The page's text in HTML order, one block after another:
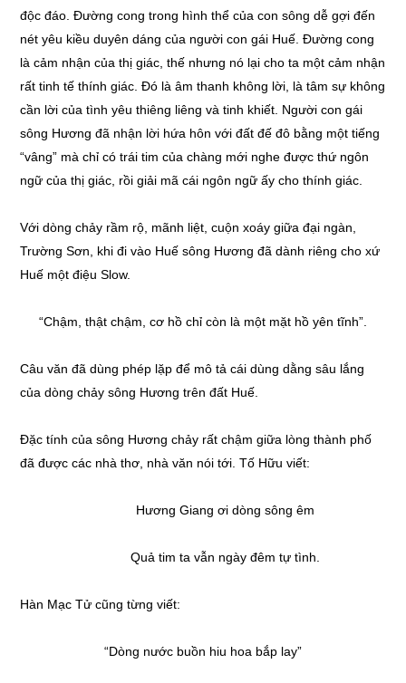
độc đáo. Đường cong trong hình thể của con sông dễ gợi đến
nét yêu kiều duyên dáng của người con gái Huế. Đường cong
là cảm nhận của thị giác, thế nhưng nó lại cho ta một cảm nhận
rất tinh tế thính giác. Đó là âm thanh không lời, là tâm sự không
cần lời của tình yêu thiêng liêng và tinh khiết. Người con gái
sông Hương đã nhận lời hứa hôn với đất đế đô bằng một tiếng
“vâng” mà chỉ có trái tim của chàng mới nghe được thứ ngôn
ngữ của thị giác, rồi giải mã cái ngôn ngữ ấy cho thính giác.
Với dòng chảy rầm rộ, mãnh liệt, cuộn xoáy giữa đại ngàn,
Trường Sơn, khi đi vào Huế sông Hương đã dành riêng cho xứ
Huế một điệu Slow.
“Chậm, thật chậm, cơ hồ chỉ còn là một mặt hồ yên tĩnh”.
Câu văn đã dùng phép lặp để mô tả cái dùng dằng sâu lắng
của dòng chảy sông Hương trên đất Huế.
Đặc tính của sông Hương chảy rất chậm giữa lòng thành phố
đã được các nhà thơ, nhà văn nói tới. Tố Hữu viết:
Hương Giang ơi dòng sông êm
Quả tim ta vẫn ngày đêm tự tình.
Hàn Mạc Tử cũng từng viết:
“Dòng nước buồn hiu hoa bắp lay”